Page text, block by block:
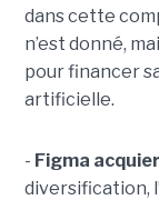
dans cette
n’est donné,
pour financer
artificielle.
- Figma
diversification,